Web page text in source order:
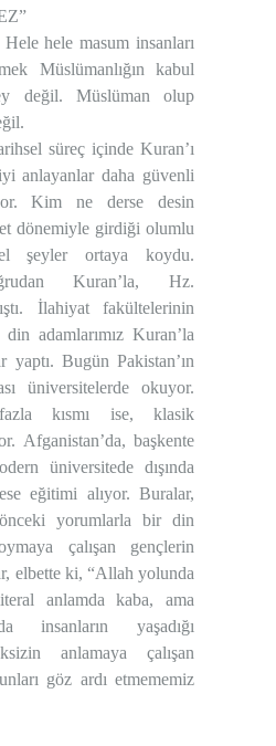
hele masum insanları
Müslümanlığın kabul
değil. Müslüman olup
süreç içinde Kuran’ı
anlayanlar daha güvenli
Kim ne derse desin
dönemiyle girdiği olumlu
şeyler ortaya koydu.
Kuran’la, Hz.
İlahiyat fakültelerinin
adamlarımız Kuran’la
Bugün Pakistan’ın
üniversitelerde okuyor.
kısmı ise, klasik
Afganistan’da, başkente
üniversitede dışında
eğitimi alıyor. Buralar,
yorumlarla bir din
çalışan gençlerin
elbette ki, “Allah yolunda
anlamda kaba, ama
insanların yaşadığı
anlamaya çalışan
göz ardı etmememiz